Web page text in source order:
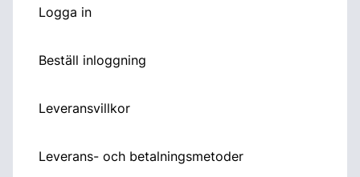
Logga in
Beställ inloggning
Leveransvillkor
Leverans- och betalningsmetoder